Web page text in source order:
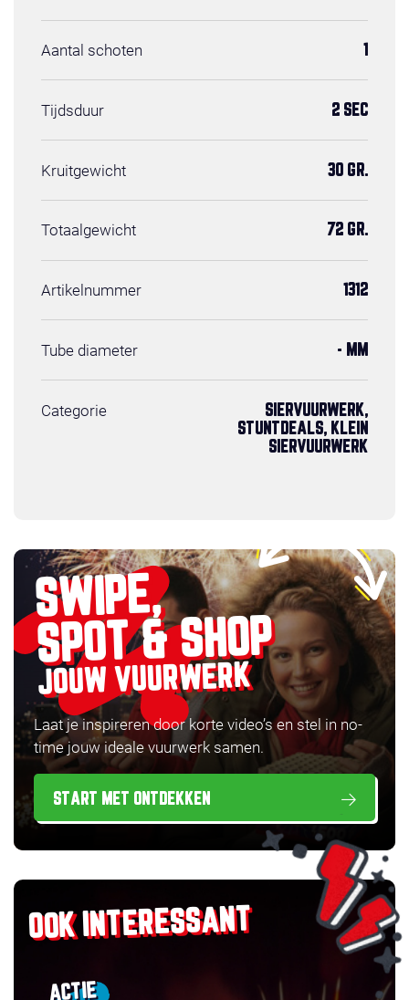
Aantal schoten 1
Tijdsduur 2 SEC
Kruitgewicht 30 GR.
Totaalgewicht 72 GR.
Artikelnummer 1312
Tube diameter - MM
Categorie
SIERVUURWERK,
STUNTDEALS, KLEIN
SIERVUURWERK
SWIPE,
SPOT & SHOP
JOUW VUURWERK
Laat je inspireren door korte video’s en stel in no-
time jouw ideale vuurwerk samen.
START MET ONTDEKKEN
OOK INTERESSANT
ACTIE